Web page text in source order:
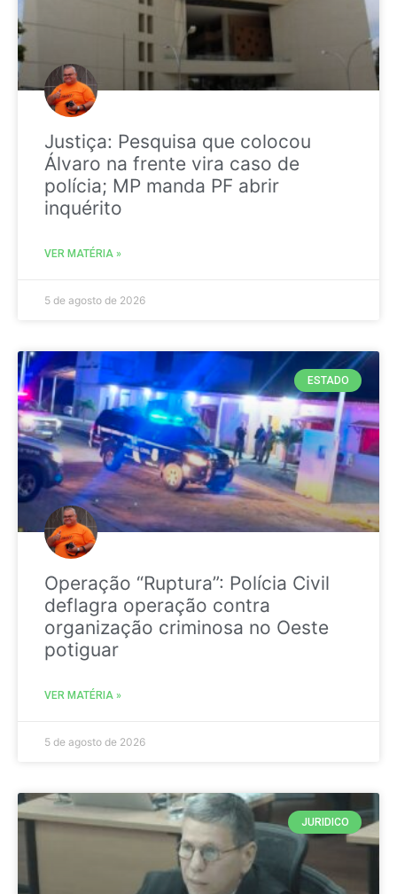
Justiça: Pesquisa que colocou
Álvaro na frente vira caso de
polícia; MP manda PF abrir
inquérito
VER MATÉRIA »
5 de agosto de 2026
ESTADO
Operação “Ruptura”: Polícia Civil
deflagra operação contra
organização criminosa no Oeste
potiguar
VER MATÉRIA »
5 de agosto de 2026
JURIDICO